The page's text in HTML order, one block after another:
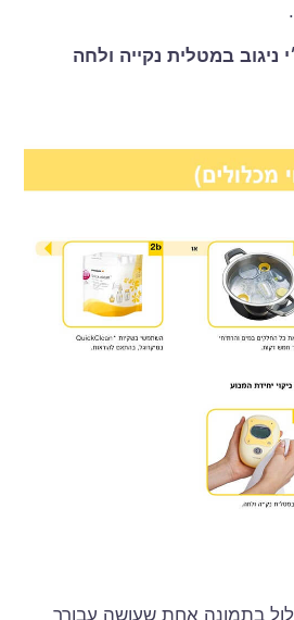
ניגוב במטלית נקייה ולחה
בתמונה אחת שעושה עבורך